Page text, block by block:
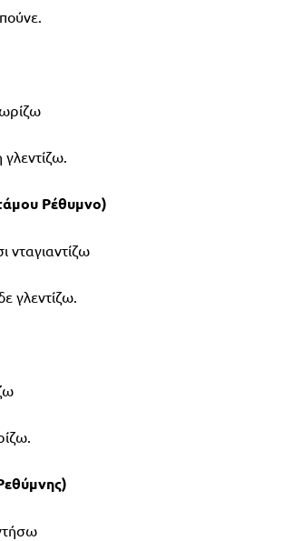
Ρέθυμνο)
νταγιαντίζω
γλεντίζω.